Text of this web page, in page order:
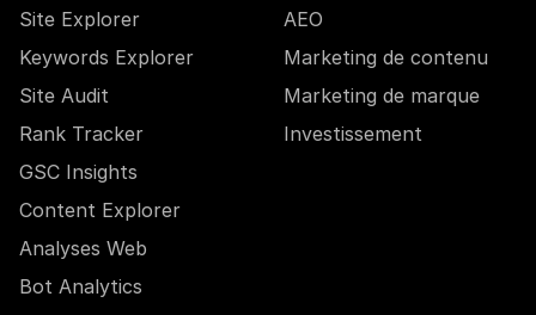
Site Explorer
Keywords Explorer
Site Audit
Rank Tracker
GSC Insights
Content Explorer
Analyses Web
Bot Analytics
AEO
Marketing de contenu
Marketing de marque
Investissement